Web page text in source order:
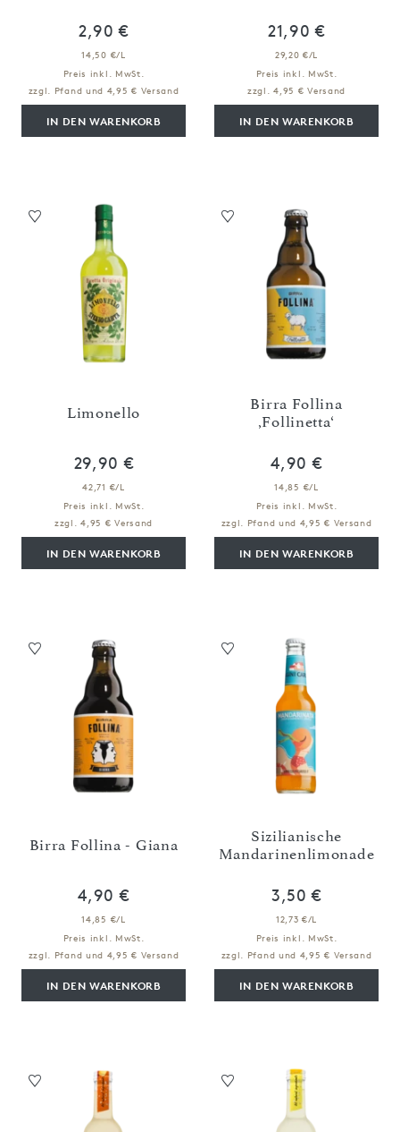
2,90 €
14,50 €/L
Preis inkl. MwSt.
zzgl. Pfand und 4,95 € Versand
IN DEN WARENKORB
21,90 €
29,20 €/L
Preis inkl. MwSt.
zzgl. 4,95 € Versand
IN DEN WARENKORB
Limonello
29,90 €
42,71 €/L
Preis inkl. MwSt.
zzgl. 4,95 € Versand
IN DEN WARENKORB
Birra Follina
‚Follinetta‘
4,90 €
14,85 €/L
Preis inkl. MwSt.
zzgl. Pfand und 4,95 € Versand
IN DEN WARENKORB
Birra Follina - Giana
4,90 €
14,85 €/L
Preis inkl. MwSt.
zzgl. Pfand und 4,95 € Versand
IN DEN WARENKORB
Sizilianische
Mandarinenlimonade
3,50 €
12,73 €/L
Preis inkl. MwSt.
zzgl. Pfand und 4,95 € Versand
IN DEN WARENKORB